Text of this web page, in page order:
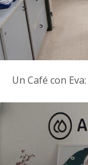
Un Café con